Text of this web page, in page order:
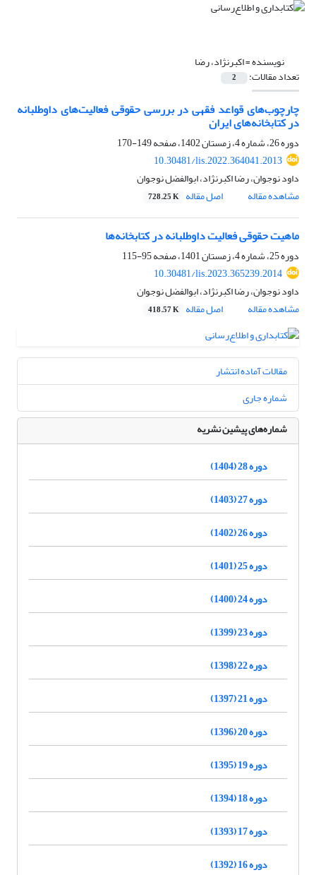
نویسنده =اکبرنژاد، رضا
تعداد مقالات: 2
چارچوب‌های قواعد فقهی در بررسی حقوقی فعالیت‌های داوطلبانه
در کتابخانه‌های ایران
دوره 26، شماره 4، زمستان 1402، صفحه
149-170
10.30481/lis.2022.364041.2013
داود نوجوان، رضا اکبرنژاد، ابوالفضل نوجوان
مشاهده مقاله
اصل مقاله 728.25 K
ماهیت حقوقی فعالیت داوطلبانه در کتابخانه‌ها
دوره 25، شماره 4، زمستان 1401، صفحه
95-115
10.30481/lis.2023.365239.2014
داود نوجوان، رضا اکبرنژاد، ابوالفضل نوجوان
مشاهده مقاله
اصل مقاله 418.57 K
مقالات آماده انتشار
شماره جاری
شماره‌های پیشین نشریه
دوره 28 (1404)
دوره 27 (1403)
دوره 26 (1402)
دوره 25 (1401)
دوره 24 (1400)
دوره 23 (1399)
دوره 22 (1398)
دوره 21 (1397)
دوره 20 (1396)
دوره 19 (1395)
دوره 18 (1394)
دوره 17 (1393)
دوره 16 (1392)